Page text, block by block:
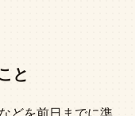
と
どを前日までに準